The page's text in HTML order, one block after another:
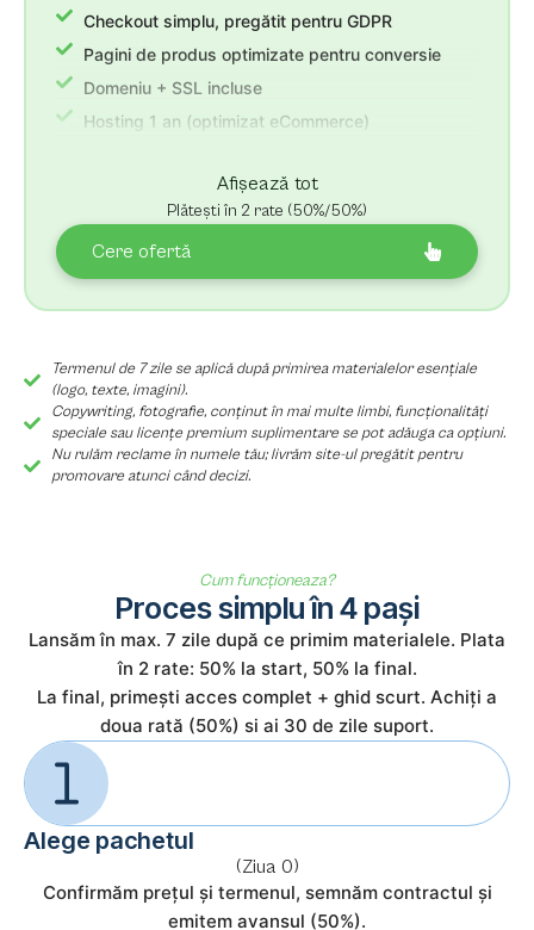
Checkout simplu, pregătit pentru GDPR
Pagini de produs optimizate pentru conversie
Domeniu + SSL incluse
Hosting 1 an (optimizat eCommerce)
Afișează tot
Plătești în 2 rate (50%/50%)
Cere ofertă
Termenul de 7 zile se aplică după primirea materialelor esențiale
(logo, texte, imagini).
Copywriting, fotografie, conținut în mai multe limbi, funcționalități
speciale sau licențe premium suplimentare se pot adăuga ca opțiuni.
Nu rulăm reclame în numele tău; livrăm site-ul pregătit pentru
promovare atunci când decizi.
Cum funcționeaza?
Proces simplu în 4 pași
Lansăm în max. 7 zile după ce primim materialele. Plata
în 2 rate: 50% la start, 50% la final.
La final, primești acces complet + ghid scurt. Achiți a
doua rată (50%) si ai 30 de zile suport.
Alege pachetul
(Ziua 0)
Confirmăm prețul și termenul, semnăm contractul și
emitem avansul (50%).